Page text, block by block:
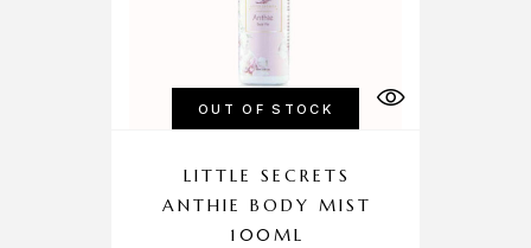
OUT OF STOCK
LITTLE SECRETS
ANTHIE BODY MIST
100ML